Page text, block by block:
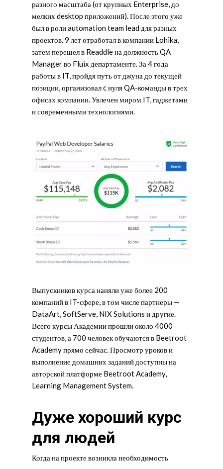
разного масштаба (от крупных Enterprise, до
мелких desktop приложений). После этого уже
был в роли automation team lead для разных
проектов. 9 лет отработал в компании Lohika,
затем перешел в Readdle на должность QA
Manager во Fluix департаменте. За 4 года
работы в IT, пройдя путь от джуна до текущей
позиции, организовал c нуля QA-команды в трех
офисах компании. Увлечен миром IT, гаджетами
и современными технологиями.
Выпускников курса наняли уже более 200
компаний в IT-сфере, в том числе партнеры —
DataArt, SoftServe, NIX Solutions и другие.
Всего курсы Академии прошли около 4000
студентов, а 700 человек обучаются в Beetroot
Academy прямо сейчас. Просмотр уроков и
выполнение домашних заданий доступны на
авторской платформе Beetroot Academy,
Learning Management System.
Дуже хороший курс
для людей
Когда на проекте возникла необходимость